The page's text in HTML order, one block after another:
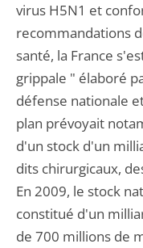
virus H5N1 et
recommandations
santé, la France
grippale " élaboré
défense nationale
plan prévoyait
d'un stock d'un
dits chirurgicaux,
En 2009, le stock
constitué d'un
de 700 millions de